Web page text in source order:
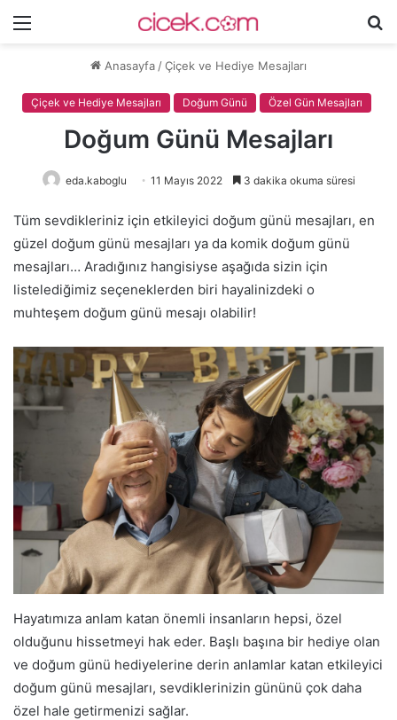
Menü
Anasayfa /Çiçek ve Hediye Mesajları
Çiçek ve Hediye Mesajları Doğum Günü Özel Gün Mesajları
Doğum Günü Mesajları
eda.kaboglu 11 Mayıs 2022 3 dakika okuma süresi
Tüm sevdikleriniz için etkileyici doğum günü mesajları, en
güzel doğum günü mesajları ya da komik doğum günü
mesajları… Aradığınız hangisiyse aşağıda sizin için
listelediğimiz seçeneklerden biri hayalinizdeki o
muhteşem doğum günü mesajı olabilir!
Hayatımıza anlam katan önemli insanların hepsi, özel
olduğunu hissetmeyi hak eder. Başlı başına bir hediye olan
ve doğum günü hediyelerine derin anlamlar katan etkileyici
doğum günü mesajları, sevdiklerinizin gününü çok daha
özel hale getirmenizi sağlar.